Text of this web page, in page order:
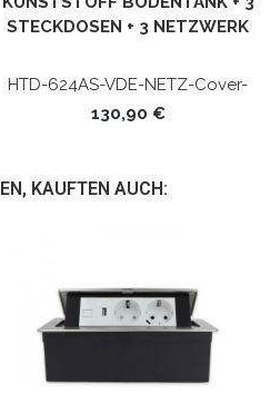
STECKDOSEN + 3 NETZWERK
KOMPATIBEL)
HTD-624AS-VDE-NETZ-Cover-
HDMI-SAT-11
130,90 €
KAUFTEN AUCH: